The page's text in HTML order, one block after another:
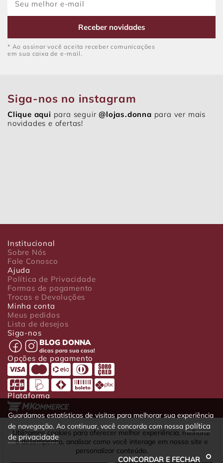
Receber novidades
* Ao assinar você aceita receber comunicações
em sua caixa de e-mail.
Siga-nos no instagram
Clique aqui para seguir@lojas.donna para ver mais
novidades e ofertas!
Institucional
Sobre Nós
Fale Conosco
Ajuda
Política de Privacidade
Formas de pagamento
Trocas e Devoluções
Minha conta
Meus pedidos
Lista de desejos
Siga-nos
BLOG DONNA
dicas para sua casa!
Opções de pagamento
Plataforma
Luxo Comércio de Presentes Ltda. Av. João Gualberto, 1758 - CEP
80030-001 - Curitiba - PR
CNPJ: 22.245.892/0001-23 - Inscrição Estadual 90699488-79 -
Utilizamos cookies para oferecer melhor experiência, melhorar
o desempenho, analisar como você interage em nosso site e
personalizar conteúdo.
Guardamos estatísticas de visitas para melhorar sua experiência
de navegação. Ao continuar, você concorda com nossa política
de privacidade
CONCORDAR E FECHAR